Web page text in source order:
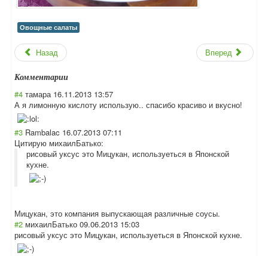
Овощные салаты
Назад Вперед
Комментарии
#4 тамара 16.11.2013 13:57
А я лимонную кислоту использую.. спасибо красиво и вкусно!
#3 Rambalac 16.07.2013 07:11
Цитирую михаилБатько:
рисовый уксус это Мицукан, используеться в Японской
кухне.
Мицукан, это компания выпускающая различные соусы.
#2 михаилБатько 09.06.2013 15:03
рисовый уксус это Мицукан, используеться в Японской кухне.